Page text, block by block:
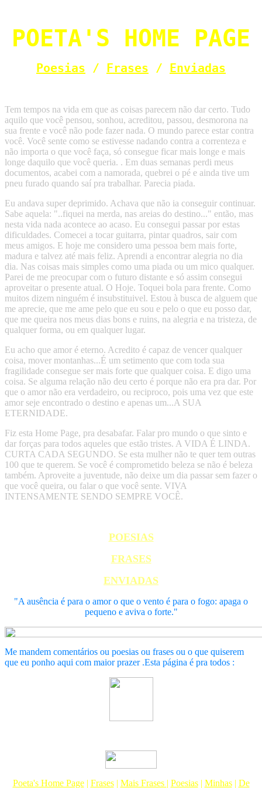
POETA'S HOME PAGE
Poesias / Frases / Enviadas
Tem tempos na vida em que as coisas parecem não dar certo. Tudo
aquilo que você pensou, sonhou, acreditou, passou, desmorona na
sua frente e você não pode fazer nada. O mundo parece estar contra
você. Você sente como se estivesse nadando contra a correnteza e
não importa o que você faça, só consegue ficar mais longe e mais
longe daquilo que você queria. . Em duas semanas perdi meus
documentos, acabei com a namorada, quebrei o pé e ainda tive um
pneu furado quando saí pra trabalhar. Parecia piada.
Eu andava super deprimido. Achava que não ia conseguir continuar.
Sabe aquela: "..fiquei na merda, nas areias do destino..." então, mas
nesta vida nada acontece ao acaso. Eu consegui passar por estas
dificuldades. Comecei a tocar guitarra, pintar quadros, sair com
meus amigos. E hoje me considero uma pessoa bem mais forte,
madura e talvez até mais feliz. Aprendi a encontrar alegria no dia
dia. Nas coisas mais simples como uma piada ou um mico qualquer.
Parei de me preocupar com o futuro distante e só assim consegui
aproveitar o presente atual. O Hoje. Toquei bola para frente. Como
muitos dizem ninguém é insubstituivel. Estou à busca de alguem que
me aprecie, que me ame pelo que eu sou e pelo o que eu posso dar,
que me queira nos meus dias bons e ruins, na alegria e na tristeza, de
qualquer forma, ou em qualquer lugar.
Eu acho que amor é eterno. Acredito é capaz de vencer qualquer
coisa, mover montanhas...É um setimento que com toda sua
fragilidade consegue ser mais forte que qualquer coisa. E digo uma
coisa. Se alguma relação não deu certo é porque não era pra dar. Por
que o amor não era verdadeiro, ou reciproco, pois uma vez que este
amor seje encontrado o destino e apenas um...A SUA
ETERNIDADE.
Fiz esta Home Page, pra desabafar. Falar pro mundo o que sinto e
dar forças para todos aqueles que estão tristes. A VIDA É LINDA.
CURTA CADA SEGUNDO. Se esta mulher não te quer tem outras
100 que te querem. Se você é comprometido beleza se não é beleza
também. Aproveite a juventude, não deixe um dia passar sem fazer o
que você queira, ou falar o que você sente. VIVA
INTENSAMENTE SENDO SEMPRE VOCÊ.
POESIAS
FRASES
ENVIADAS
"A ausência é para o amor o que o vento é para o fogo: apaga o
pequeno e aviva o forte."
Me mandem comentários ou poesias ou frases ou o que quiserem
que eu ponho aqui com maior prazer .Esta página é pra todos :
Poeta's Home Page| Frases| Mais Frases | Poesias| Minhas| De